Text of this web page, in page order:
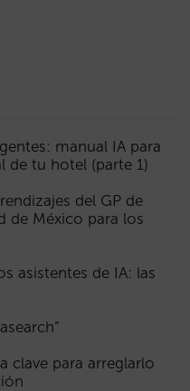
manual IA para
de tu hotel (parte 1)
del GP de
de México para los
asistentes de IA: las
clave para arreglarlo